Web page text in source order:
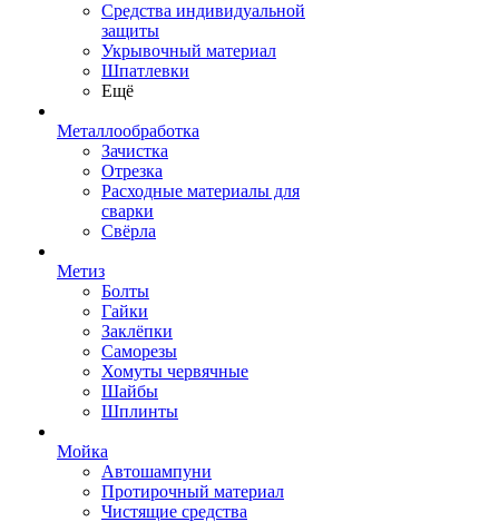
Средства индивидуальной
защиты
Укрывочный материал
Шпатлевки
Ещё
Металлообработка
Зачистка
Отрезка
Расходные материалы для
сварки
Свёрла
Метиз
Болты
Гайки
Заклёпки
Саморезы
Хомуты червячные
Шайбы
Шплинты
Мойка
Автошампуни
Протирочный материал
Чистящие средства